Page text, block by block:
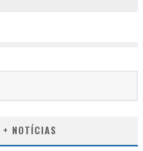
+ NOTÍCIAS